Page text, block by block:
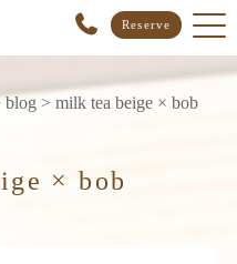
Reserve
blog > milk tea beige × bob
× bob